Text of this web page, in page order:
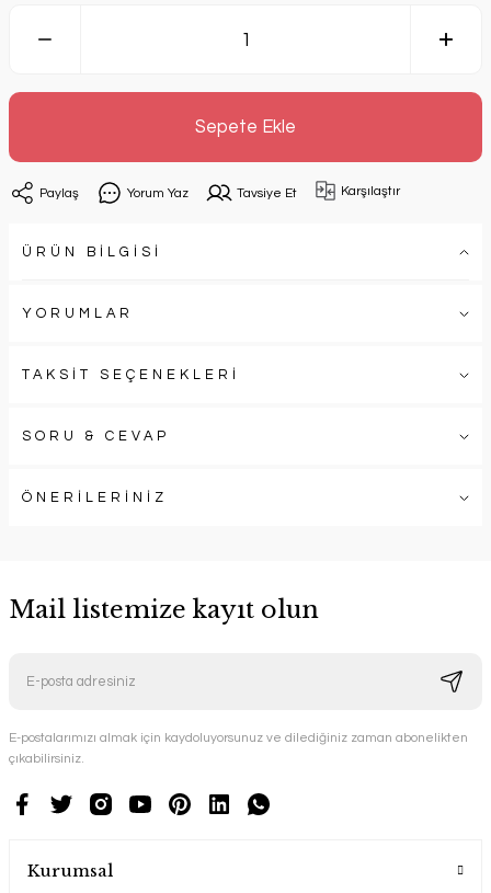
Sepete Ekle
Paylaş Yorum Yaz Tavsiye Et Karşılaştır
ÜRÜN BİLGİSİ
YORUMLAR
TAKSİT SEÇENEKLERİ
SORU & CEVAP
ÖNERİLERİNİZ
Mail listemize kayıt olun
E-postalarımızı almak için kaydoluyorsunuz ve dilediğiniz zaman abonelikten
çıkabilirsiniz.
Kurumsal